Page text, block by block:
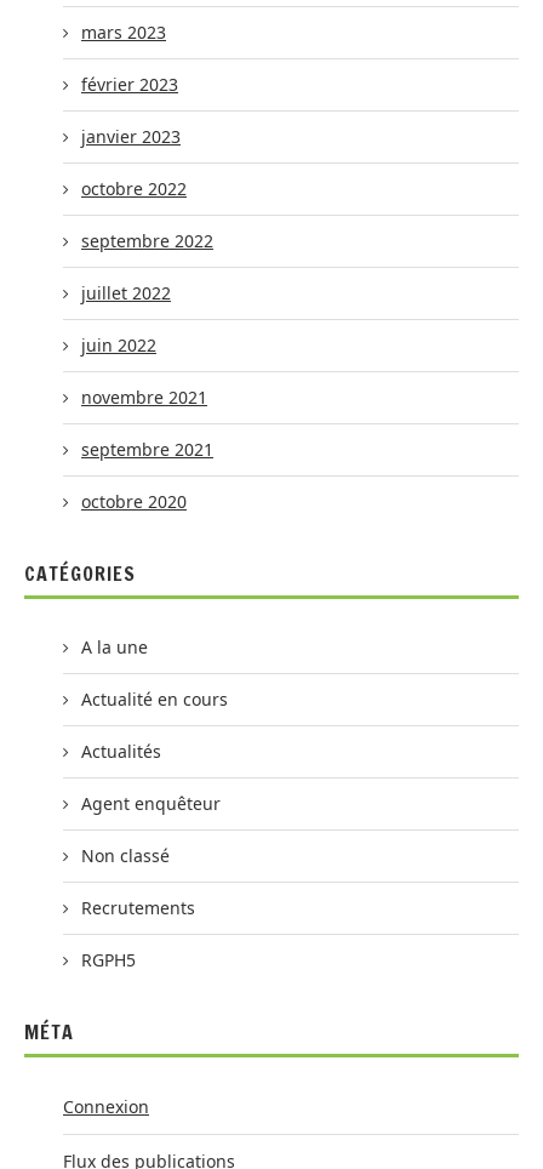
mars 2023
février 2023
janvier 2023
octobre 2022
septembre 2022
juillet 2022
juin 2022
novembre 2021
septembre 2021
octobre 2020
CATÉGORIES
A la une
Actualité en cours
Actualités
Agent enquêteur
Non classé
Recrutements
RGPH5
MÉTA
Connexion
Flux des publications